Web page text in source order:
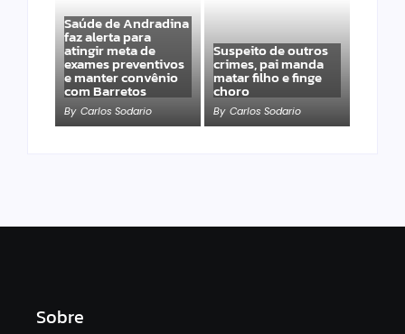
Saúde de Andradina
faz alerta para
atingir meta de
exames preventivos
e manter convênio
com Barretos
By Carlos Sodario
Suspeito de outros
crimes, pai manda
matar filho e finge
choro
By Carlos Sodario
Sobre